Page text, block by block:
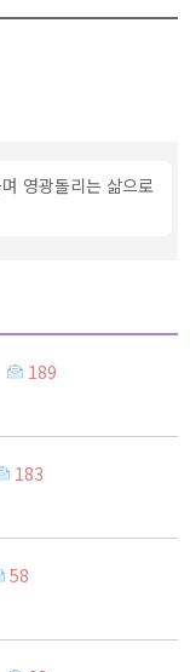
영광돌리는 삶으로
189
183
58